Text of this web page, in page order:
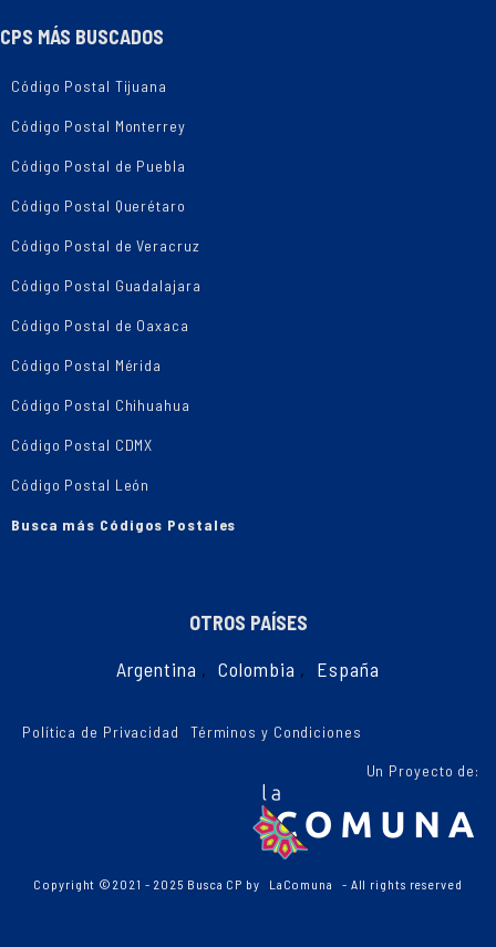
CPS MÁS BUSCADOS
Código Postal Tijuana
Código Postal Monterrey
Código Postal de Puebla
Código Postal Querétaro
Código Postal de Veracruz
Código Postal Guadalajara
Código Postal de Oaxaca
Código Postal Mérida
Código Postal Chihuahua
Código Postal CDMX
Código Postal León
Busca más Códigos Postales
OTROS PAÍSES
Argentina , Colombia , España
Política de Privacidad Términos y Condiciones
Un Proyecto de:
Copyright ©2021 - 2025 Busca CP by LaComuna - All rights reserved